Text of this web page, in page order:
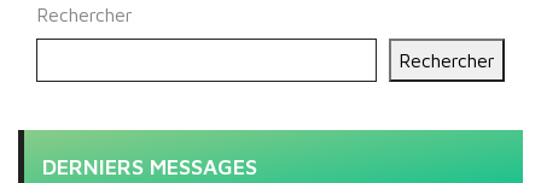
Rechercher
Rechercher
DERNIERS MESSAGES